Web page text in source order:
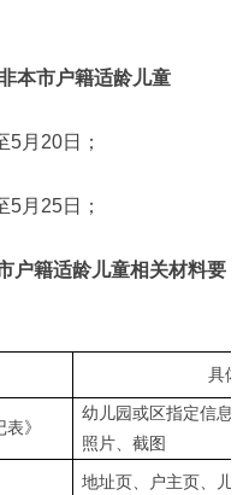
市户籍适龄儿童
月20日；
月25日；
户籍适龄儿童相关材料要
具体
》
幼儿园或区指定信息
照片、截图
地址页、户主页、儿